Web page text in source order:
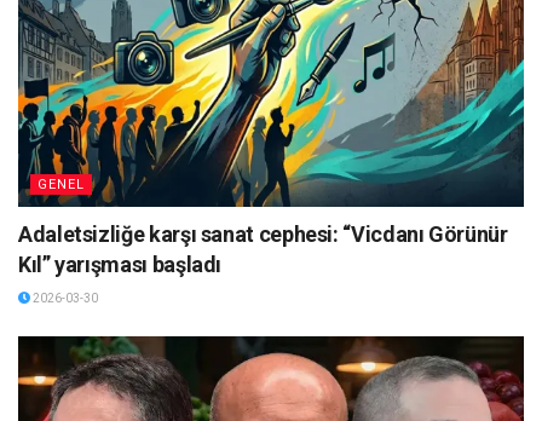
GENEL
Adaletsizliğe karşı sanat cephesi: “Vicdanı Görünür
Kıl” yarışması başladı
2026-03-30